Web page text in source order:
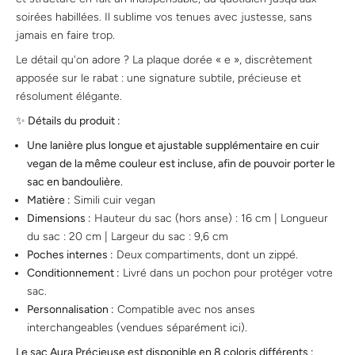
soirées habillées. Il sublime vos tenues avec justesse, sans
jamais en faire trop.
Le détail qu'on adore ? La plaque dorée « e », discrètement
apposée sur le rabat : une signature subtile, précieuse et
résolument élégante.
✨ Détails du produit :
Une lanière plus longue et ajustable supplémentaire en cuir
vegan de la même couleur est incluse, afin de pouvoir porter le
sac en bandoulière.
Matière : Simili cuir vegan
Dimensions : Hauteur du sac (hors anse) : 16 cm | Longueur
du sac : 20 cm | Largeur du sac : 9,6 cm
Poches internes : Deux compartiments, dont un zippé.
Conditionnement : Livré dans un pochon pour protéger votre
sac.
Personnalisation : Compatible avec nos anses
interchangeables (vendues séparément ici).